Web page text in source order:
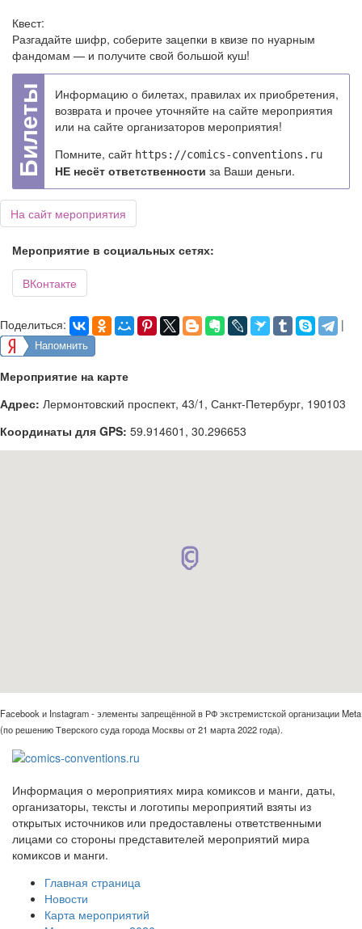
Квест:
Разгадайте шифр, соберите зацепки в квизе по нуарным
фандомам — и получите свой большой куш!
Информацию о билетах, правилах их приобретения,
возврата и прочее уточняйте на сайте мероприятия
или на сайте организаторов мероприятия!
Помните, сайт https://comics-conventions.ru
НЕ несёт ответственности за Ваши деньги.
На сайт мероприятия
Мероприятие в социальных сетях:
ВКонтакте
Поделиться: |
Напомнить
Мероприятие на карте
Адрес: Лермонтовский проспект, 43/1, Санкт-Петербург, 190103
Координаты для GPS: 59.914601 , 30.296653
Facebook и Instagram - элементы запрещённой в РФ экстремистской организации Meta
(по решению Тверского суда города Москвы от 21 марта 2022 года).
Информация о мероприятиях мира комиксов и манги, даты,
организаторы, тексты и логотипы мероприятий взяты из
открытых источников или предоставлены ответственными
лицами со стороны представителей мероприятий мира
комиксов и манги.
Главная страница
Новости
Карта мероприятий